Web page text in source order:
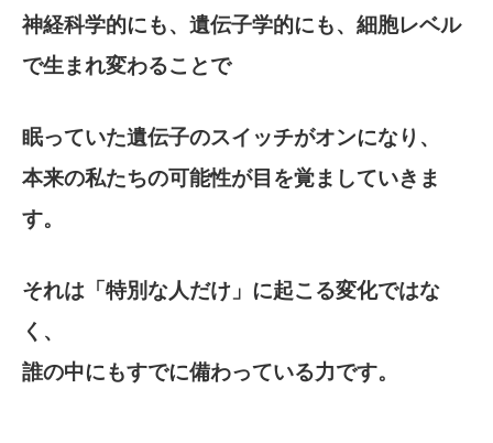
神経科学的にも、遺伝子学的にも、細胞レベル
で生まれ変わることで
眠っていた遺伝子のスイッチがオンになり、
本来の私たちの可能性が目を覚ましていきま
す。
それは「特別な人だけ」に起こる変化ではな
く、
誰の中にもすでに備わっている力です。